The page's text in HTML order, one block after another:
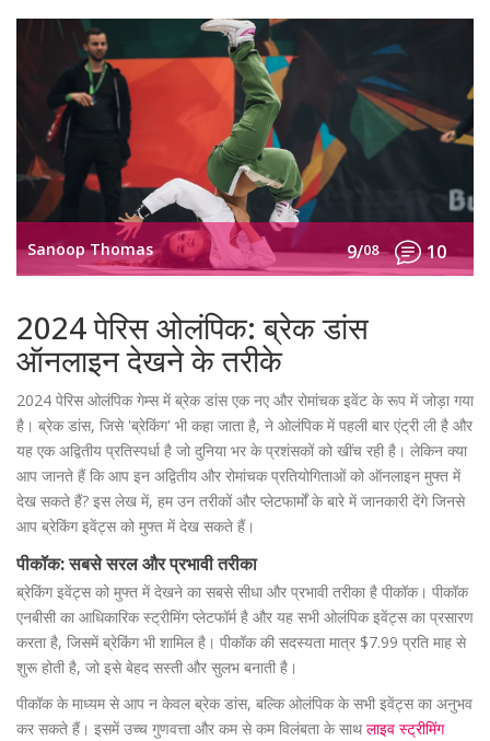
Sanoop Thomas 9/08 10
2024 पेरिस ओलंपिक: ब्रेक डांस
ऑनलाइन देखने के तरीके
2024 पेरिस ओलंपिक गेम्स में ब्रेक डांस एक नए और रोमांचक इवेंट के रूप में जोड़ा गया
है। ब्रेक डांस, जिसे 'ब्रेकिंग' भी कहा जाता है, ने ओलंपिक में पहली बार एंट्री ली है और
यह एक अद्वितीय प्रतिस्पर्धा है जो दुनिया भर के प्रशंसकों को खींच रही है। लेकिन क्या
आप जानते हैं कि आप इन अद्वितीय और रोमांचक प्रतियोगिताओं को ऑनलाइन मुफ्त में
देख सकते हैं? इस लेख में, हम उन तरीकों और प्लेटफार्मों के बारे में जानकारी देंगे जिनसे
आप ब्रेकिंग इवेंट्स को मुफ्त में देख सकते हैं।
पीकॉक: सबसे सरल और प्रभावी तरीका
ब्रेकिंग इवेंट्स को मुफ्त में देखने का सबसे सीधा और प्रभावी तरीका है पीकॉक। पीकॉक
एनबीसी का आधिकारिक स्ट्रीमिंग प्लेटफॉर्म है और यह सभी ओलंपिक इवेंट्स का प्रसारण
करता है, जिसमें ब्रेकिंग भी शामिल है। पीकॉक की सदस्यता मात्र $7.99 प्रति माह से
शुरू होती है, जो इसे बेहद सस्ती और सुलभ बनाती है।
पीकॉक के माध्यम से आप न केवल ब्रेक डांस, बल्कि ओलंपिक के सभी इवेंट्स का अनुभव
कर सकते हैं। इसमें उच्च गुणवत्ता और कम से कम विलंबता के साथलाइव स्ट्रीमिंग